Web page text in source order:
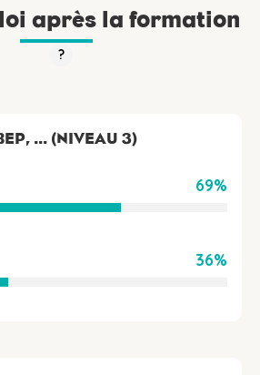
après la formation
?
... (NIVEAU 3)
69%
36%